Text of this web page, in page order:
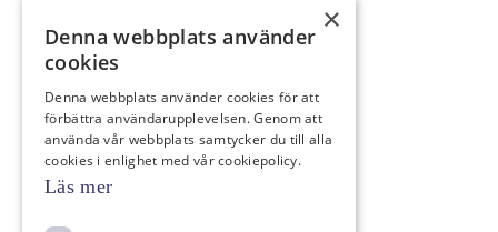
Leverans/Besöksadress:
Leksands Golfklubb
info@leksandsgk.se
0247-146 40
×
Denna webbplats använder
cookies
Denna webbplats använder cookies för att
förbättra användarupplevelsen. Genom att
använda vår webbplats samtycker du till alla
cookies i enlighet med vår cookiepolicy.
Läs mer